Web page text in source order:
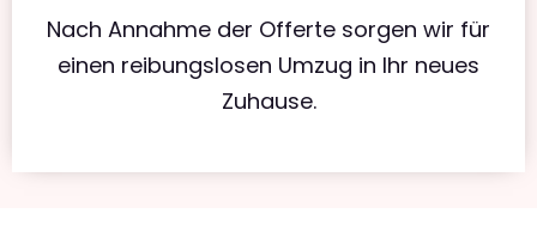
Nach Annahme der Offerte sorgen wir für
einen reibungslosen Umzug in Ihr neues
Zuhause.